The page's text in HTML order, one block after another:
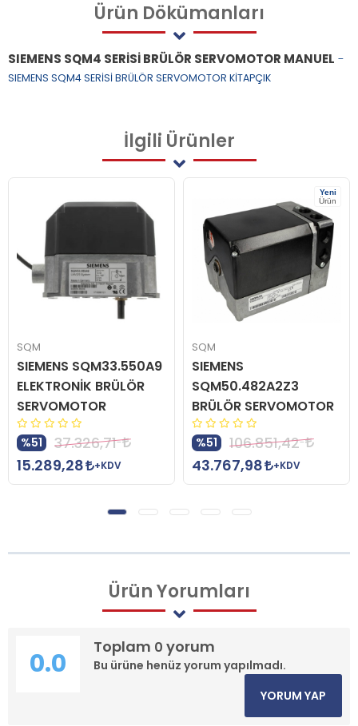
Ürün Dökümanları
SIEMENS SQM4 SERİSİ BRÜLÖR SERVOMOTOR MANUEL -
SIEMENS SQM4 SERİSİ BRÜLÖR SERVOMOTOR KİTAPÇIK
İlgili Ürünler
SQM
SIEMENS SQM33.550A9
ELEKTRONİK BRÜLÖR
SERVOMOTOR
%51
37.326,71
15.289,28
+KDV
Yeni
Ürün
SQM
SIEMENS
SQM50.482A2Z3
BRÜLÖR SERVOMOTOR
%51
106.851,42
43.767,98
+KDV
ÜrünYorumları
Toplam 0 yorum
Bu ürüne henüz yorum yapılmadı.
0.0
YORUM YAP